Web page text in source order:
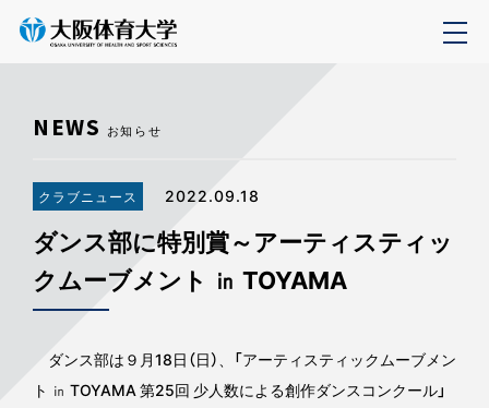
NEWS お知らせ
クラブニュース 2022.09.18
ダンス部に特別賞～アーティスティッ
クムーブメント ㏌ TOYAMA
ダンス部は９月18日（日）、「アーティスティックムーブメン
ト ㏌ TOYAMA 第25回 少人数による創作ダンスコンクール」